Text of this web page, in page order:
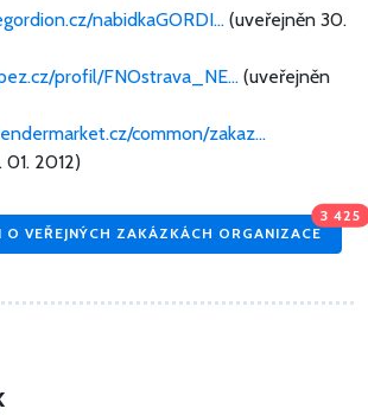
nabidkaGORDI... (uveřejněn 30.
profil/FNOstrava_NE... (uveřejněn
common/zakaz...
01. 2012)
VEŘEJNÝCH ZAKÁZKÁCH ORGANIZACE
3 425